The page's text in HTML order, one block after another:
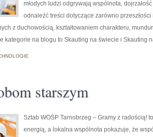
młodych ludzi odgrywają wspólnota,
odnaleźć treści dotyczące zarówno
z duchowością, kształtowaniem charakteru,
kategorie na blogu to Skauting na świecie i Skauting
starszym
Sztab WOŚP Tarnobrzeg – Gramy z radością!
energią, a lokalna wspólnota pokazuje, że